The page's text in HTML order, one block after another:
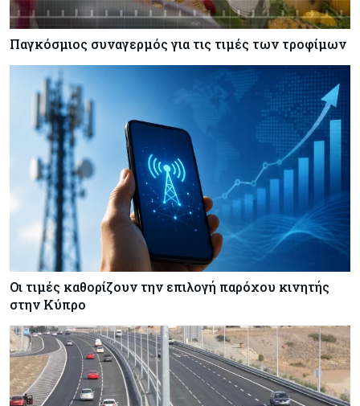
07-08-2026
Ευρωπαϊκή αυτοκινητοβιομηχανία: Αναζητά
Κύπρος 07-08-2026
Πώς οι κυπριακές τράπεζες «τιμολογούν» τον
πόλεμο
Παγκόσμιος συναγερμός για τις τιμές των τροφίμων
Οι τιμές καθορίζουν την επιλογή παρόχου κινητής
στην Κύπρο